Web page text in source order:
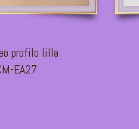
profilo lilla
EA27